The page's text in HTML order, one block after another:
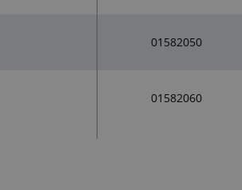
01582050
01582060